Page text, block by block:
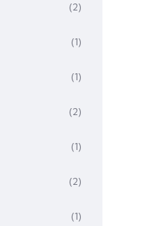
(2)
(1)
(1)
(2)
(1)
(2)
(1)